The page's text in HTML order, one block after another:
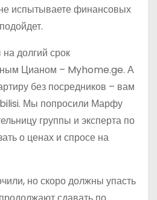
испытываете финансовых
долгий срок
Цианом – Myhome.ge. А
без посредников – вам
Мы попросили Марфу
группы и эксперта по
о ценах и спросе на
но скоро должны упасть